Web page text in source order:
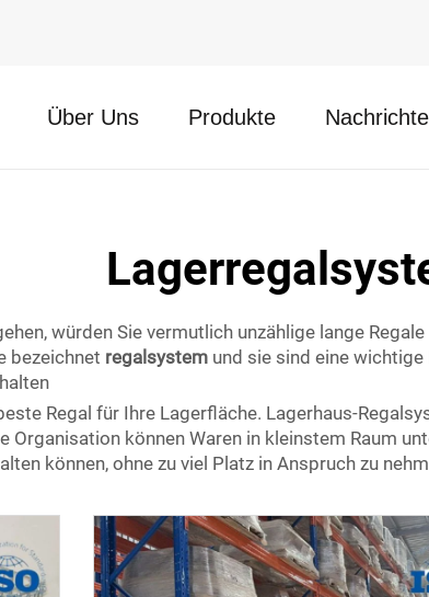
Über Uns Produkte
würden Sie vermutlich unzählige lange
bezeichnet regalsystem und sie sind eine
Regal für Ihre Lagerfläche. Lagerhaus-
Organisation können Waren in kleinstem Raum
können, ohne zu viel Platz in Anspruch zu